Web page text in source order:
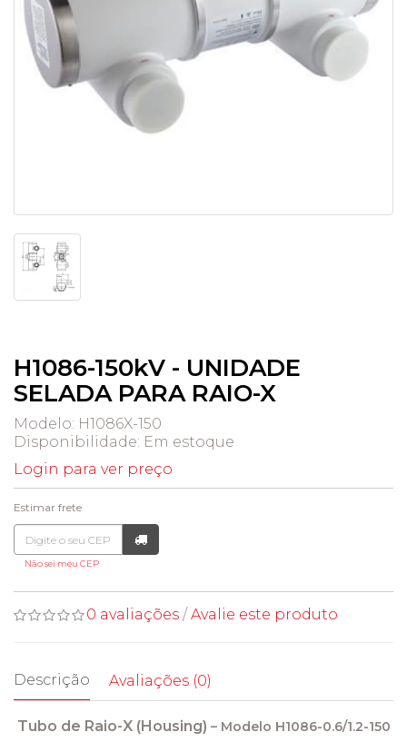
H1086-150kV - UNIDADE
SELADA PARA RAIO-X
Modelo: H1086X-150
Disponibilidade: Em estoque
Login para ver preço
Estimar frete
Não sei meu CEP
0 avaliações / Avalie este produto
Descrição Avaliações (0)
Tubo de Raio-X (Housing) – Modelo H1086-0.6/1.2-150